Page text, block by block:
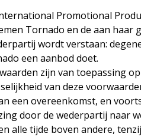
Promotional
Tornado en de aan haar
wordt verstaan:
een aanbod doet.
zijn van toepassing
van deze
een overeenkomst, en
door de wederpartij naar
alle tijde boven andere,